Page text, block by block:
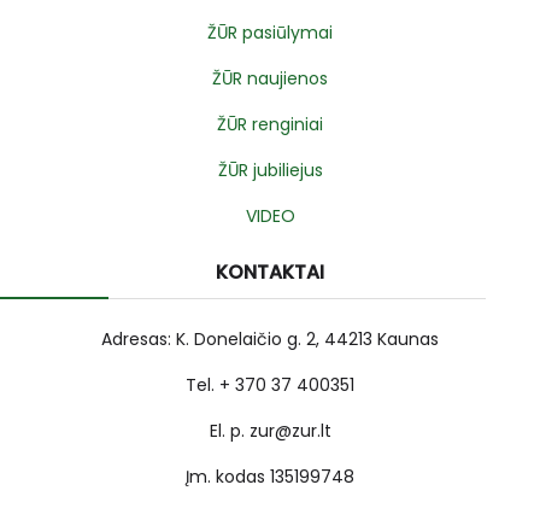
ŽŪR pasiūlymai
ŽŪR naujienos
ŽŪR renginiai
ŽŪR jubiliejus
VIDEO
KONTAKTAI
Adresas: K. Donelaičio g. 2, 44213 Kaunas
Tel. + 370 37 400351
El. p. zur@zur.lt
Įm. kodas 135199748